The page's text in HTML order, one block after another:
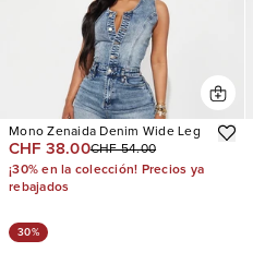
Mono Zenaida Denim Wide Leg
CHF 38.00CHF 54.00
¡30% en la colección! Precios ya
rebajados
30%